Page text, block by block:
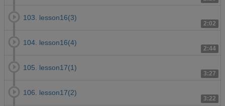
2:02
103. lesson16(3)
2:44
104. lesson16(4)
3:27
105. lesson17(1)
3:22
106. lesson17(2)